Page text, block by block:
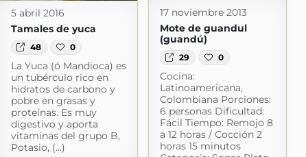
17 noviembre 2013
Mote de guandul
(guandú)
29 0
Cocina:
Latinoamericana,
Colombiana Porciones:
6 personas Dificultad:
Fácil Tiempo: Remojo 8
a 12 horas / Cocción 2
horas 15 minutos
5 abril 2016
Tamales de yuca
48 0
La Yuca (ó Mandioca) es
un tubérculo rico en
hidratos de carbono y
pobre en grasas y
proteínas. Es muy
digestivo y aporta
vitaminas del grupo B,
Potasio, (...)